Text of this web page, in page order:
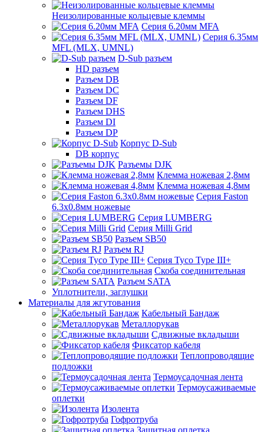
Неизолированные кольцевые клеммы
Серия 6.20мм MFA
Серия 6.35мм
MFL (MLX, UMNL)
D-Sub разъем
HD разъем
Разъем DB
Разъем DC
Разъем DF
Разъем DHS
Разъем DI
Разъем DP
Корпус D-Sub
DB корпус
Разъемы DJK
Клемма ножевая 2,8мм
Клемма ножевая 4,8мм
Серия Faston
6.3х0.8мм ножевые
Серия LUMBERG
Серия Milli Grid
Разъем SB50
Разъем RJ
Серия Tyco Type III+
Скоба соединительная
Разъем SATA
Уплотнители, заглушки
Материалы для жгутования
Кабельный Бандаж
Металлорукав
Сдвижные вкладыши
Фиксатор кабеля
Теплопроводящие
подложки
Термоусадочная лента
Термоусаживаемые
оплетки
Изолента
Гофротруба
Защитная оплетка